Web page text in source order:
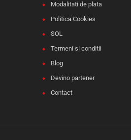
Modalitati de plata
Politica Cookies
SOL
Termeni si conditii
Blog
Devino partener
Contact